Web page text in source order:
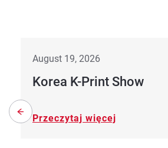
August 19, 2026
Korea K-Print Show
Przeczytaj więcej